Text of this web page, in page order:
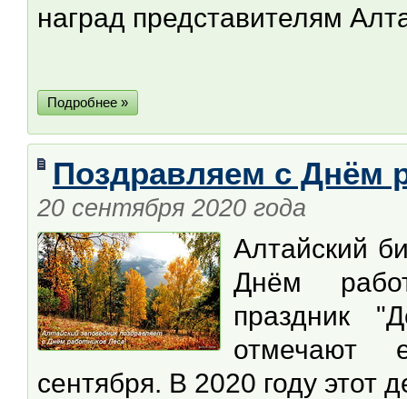
наград представителям
Подробнее »
Поздравляем с Днём
20 сентября 2020 года
Алтайский
Днём
праздник
отмечают
сентября. В 2020 году этот